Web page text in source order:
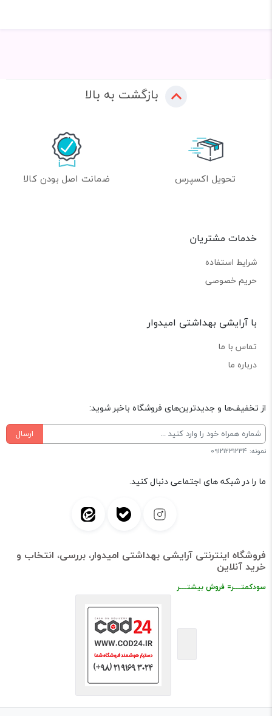
بازگشت به بالا
تحویل اکسپرس ضمانت اصل بودن کالا
خدمات مشتریان
شرایط استفاده
حریم خصوصی
با آرایشی بهداشتی امیدوار
تماس با ما
درباره ما
از تخفیف‌ها و جدیدترین‌های فروشگاه باخبر شوید:
ارسال
نمونه: 09121231234
ما را در شبکه های اجتماعی دنبال کنید.
فروشگاه اینترنتی آرایشی بهداشتی امیدوار، بررسی، انتخاب و
خرید آنلاین
سودکمتــــر= فروش بیشتــــر